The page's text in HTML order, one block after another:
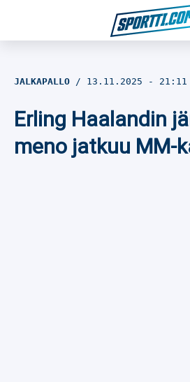
Jalkapallo
JALKAPALLO 13.11.2025 - 21:11
Erling Haalandin
meno jatkuu MM-